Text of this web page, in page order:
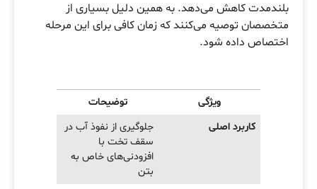
بلندمدت کاهش می‌دهد. به همین دلیل بسیاری از
متخصصان توصیه می‌کنند که زمان کافی برای این مرحله
اختصاص داده شود.
ویژگی
توضیحات
کاربرد اصلی
جلوگیری از نفوذ آب در
سقف تخت با
افزودنی‌های خاص به
بتن